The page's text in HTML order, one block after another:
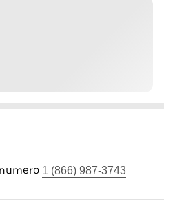
1 (866) 987-3743